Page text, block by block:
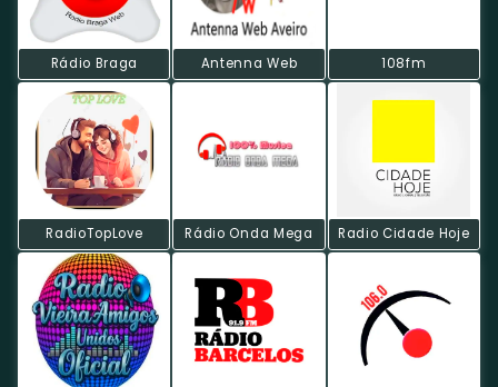
Rádio Braga Antenna Web 108fm
RadioTopLove Rádio Onda Mega Radio Cidade Hoje